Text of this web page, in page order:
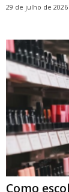
29 de julho de 2026
Como